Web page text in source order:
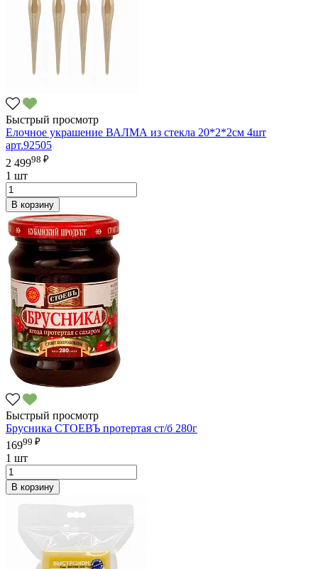
Быстрый просмотр
Елочное украшение ВАЛМА из стекла 20*2*2см 4шт
арт.92505
2 49998 ₽
1 шт
В корзину
Быстрый просмотр
Брусника СТОЕВЪ протертая ст/б 280г
16999 ₽
1 шт
В корзину